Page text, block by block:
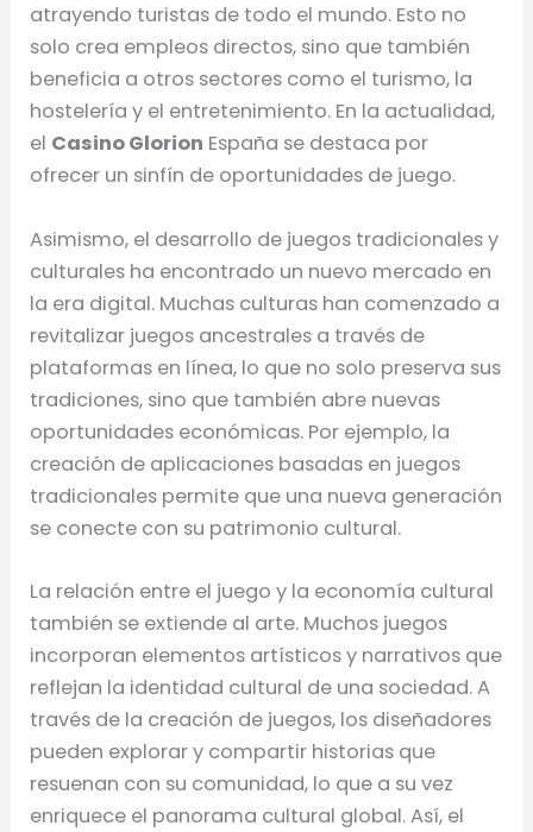
atrayendo turistas de todo el mundo. Esto no
solo crea empleos directos, sino que también
beneficia a otros sectores como el turismo, la
hostelería y el entretenimiento. En la actualidad,
el Casino Glorion España se destaca por
ofrecer un sinfín de oportunidades de juego.
Asimismo, el desarrollo de juegos tradicionales y
culturales ha encontrado un nuevo mercado en
la era digital. Muchas culturas han comenzado a
revitalizar juegos ancestrales a través de
plataformas en línea, lo que no solo preserva sus
tradiciones, sino que también abre nuevas
oportunidades económicas. Por ejemplo, la
creación de aplicaciones basadas en juegos
tradicionales permite que una nueva generación
se conecte con su patrimonio cultural.
La relación entre el juego y la economía cultural
también se extiende al arte. Muchos juegos
incorporan elementos artísticos y narrativos que
reflejan la identidad cultural de una sociedad. A
través de la creación de juegos, los diseñadores
pueden explorar y compartir historias que
resuenan con su comunidad, lo que a su vez
enriquece el panorama cultural global. Así, el